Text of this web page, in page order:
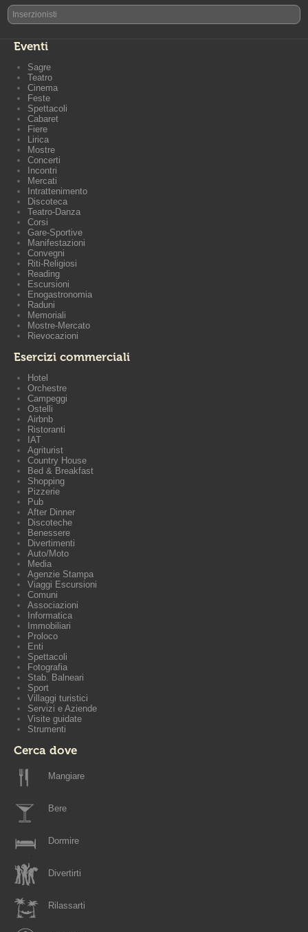
Inserzionisti
Eventi
Sagre
Teatro
Cinema
Feste
Spettacoli
Cabaret
Fiere
Lirica
Mostre
Concerti
Incontri
Mercati
Intrattenimento
Discoteca
Teatro-Danza
Corsi
Gare-Sportive
Manifestazioni
Convegni
Riti-Religiosi
Reading
Escursioni
Enogastronomia
Raduni
Memoriali
Mostre-Mercato
Rievocazioni
Esercizi commerciali
Hotel
Orchestre
Campeggi
Ostelli
Airbnb
Ristoranti
IAT
Agriturist
Country House
Bed & Breakfast
Shopping
Pizzerie
Pub
After Dinner
Discoteche
Benessere
Divertimenti
Auto/Moto
Media
Agenzie Stampa
Viaggi Escursioni
Comuni
Associazioni
Informatica
Immobiliari
Proloco
Enti
Spettacoli
Fotografia
Stab. Balneari
Sport
Villaggi turistici
Servizi e Aziende
Visite guidate
Strumenti
Cerca dove
Mangiare
Bere
Dormire
Divertirti
Rilassarti